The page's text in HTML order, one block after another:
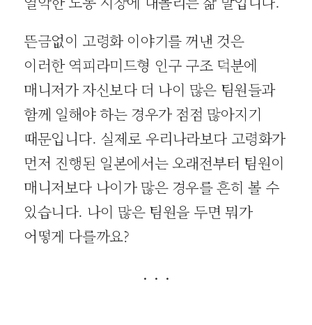
뜬금없이 고령화 이야기를 꺼낸 것은
이러한 역피라미드형 인구 구조 덕분에
매니저가 자신보다 더 나이 많은 팀원들과
함께 일해야 하는 경우가 점점 많아지기
때문입니다. 실제로 우리나라보다 고령화가
먼저 진행된 일본에서는 오래전부터 팀원이
매니저보다 나이가 많은 경우를 흔히 볼 수
있습니다. 나이 많은 팀원을 두면 뭐가
어떻게 다를까요?
· · ·